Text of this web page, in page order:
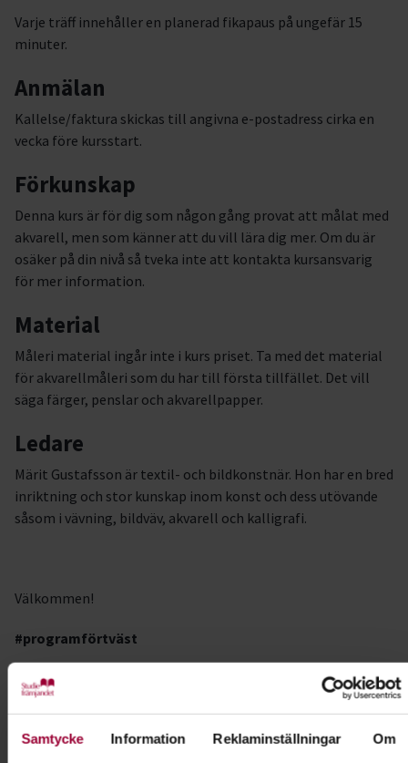
Samtycke Information Reklaminställningar Om
Varje träff innehåller en planerad fikapaus på ungefär 15
minuter.
Anmälan
Kallelse/faktura skickas till angivna e-postadress cirka en
vecka före kursstart.
Förkunskap
Denna kurs är för dig som någon gång provat att målat med
akvarell, men som känner att du vill lära dig mer. Om du är
osäker på din nivå så tveka inte att kontakta kursansvarig
för mer information.
Material
Måleri material ingår inte i kurs priset. Ta med det material
för akvarellmåleri som du har till första tillfället. Det vill
säga färger, penslar och akvarellpapper.
Ledare
Märit Gustafsson är textil- och bildkonstnär. Hon har en bred
inriktning och stor kunskap inom konst och dess utövande
såsom i vävning, bildväv, akvarell och kalligrafi.
Välkommen!
#programförtväst
Kursledare